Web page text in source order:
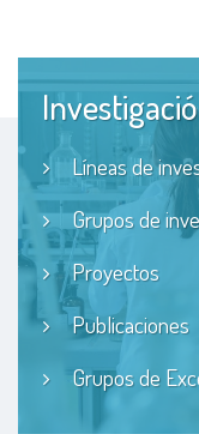
Líneas de
Grupos de
Proyectos
Publicaciones
Grupos de